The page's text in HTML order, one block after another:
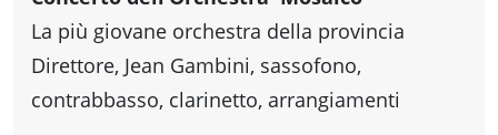
La più giovane orchestra della provincia
Direttore, Jean Gambini, sassofono,
contrabbasso, clarinetto, arrangiamenti